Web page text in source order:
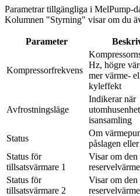
Parametrar tillgängliga i MelPump-
Kolumnen "Styrning" visar om du
Parameter
Kompressorfrekvens
Hz, högre
mer värme-
kyleffekt
Avfrostningsläge
Indikerar när
isansamling
Status
Om
påslagen
Status för
tillsatsvärmare 1
Visar om den
Status för
tillsatsvärmare 2
Visar om den